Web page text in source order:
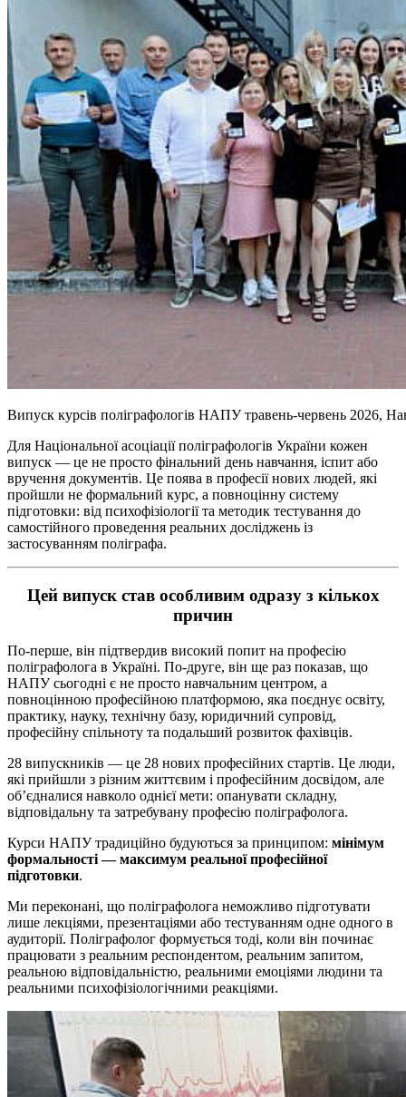
Випуск курсів поліграфологів НАПУ травень-червень 2026,
Для Національної асоціації поліграфологів України кожен
випуск — це не просто фінальний день навчання, іспит або
вручення документів. Це поява в професії нових людей, які
пройшли не формальний курс, а повноцінну систему
підготовки: від психофізіології та методик тестування до
самостійного проведення реальних досліджень із
застосуванням поліграфа.
Цей випуск став особливим одразу з кількох
причин
По-перше, він підтвердив високий попит на професію
поліграфолога в Україні. По-друге, він ще раз показав, що
НАПУ сьогодні є не просто навчальним центром, а
повноцінною професійною платформою, яка поєднує освіту,
практику, науку, технічну базу, юридичний супровід,
професійну спільноту та подальший розвиток фахівців.
28 випускників — це 28 нових професійних стартів. Це люди,
які прийшли з різним життєвим і професійним досвідом, але
об’єдналися навколо однієї мети: опанувати складну,
відповідальну та затребувану професію поліграфолога.
Курси НАПУ традиційно будуються за принципом: мінімум
формальності — максимум реальної професійної
підготовки.
Ми переконані, що поліграфолога неможливо підготувати
лише лекціями, презентаціями або тестуванням одне одного в
аудиторії. Поліграфолог формується тоді, коли він починає
працювати з реальним респондентом, реальним запитом,
реальною відповідальністю, реальними емоціями людини та
реальними психофізіологічними реакціями.